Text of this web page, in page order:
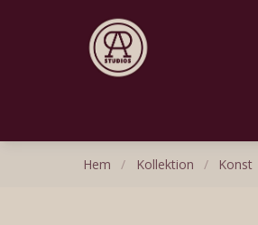
Hem / Kollektion / Konst